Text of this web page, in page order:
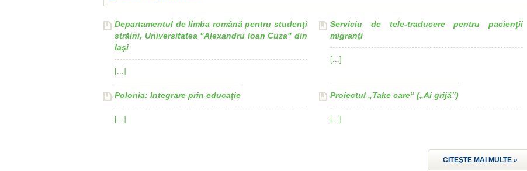
Iaşi
[...]
migranţi
[...]
Polonia: Integrare prin educaţie
[...]
Proiectul „Take care” („Ai grijă”)
[...]
CITEŞTE MAI MULTE »